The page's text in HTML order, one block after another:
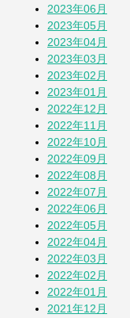
2023年06月
2023年05月
2023年04月
2023年03月
2023年02月
2023年01月
2022年12月
2022年11月
2022年10月
2022年09月
2022年08月
2022年07月
2022年06月
2022年05月
2022年04月
2022年03月
2022年02月
2022年01月
2021年12月